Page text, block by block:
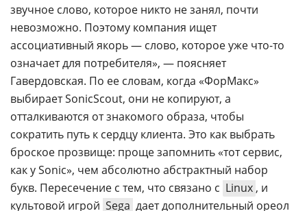
звучное слово, которое никто не занял, почти
невозможно. Поэтому компания ищет
ассоциативный якорь — слово, которое уже что-то
означает для потребителя», — поясняет
Гавердовская. По ее словам, когда «ФорМакс»
выбирает SonicScout, они не копируют, а
отталкиваются от знакомого образа, чтобы
сократить путь к сердцу клиента. Это как выбрать
броское прозвище: проще запомнить «тот сервис,
как у Sonic», чем абсолютно абстрактный набор
букв. Пересечение с тем, что связано с Linux , и
культовой игрой Sega дает дополнительный ореол